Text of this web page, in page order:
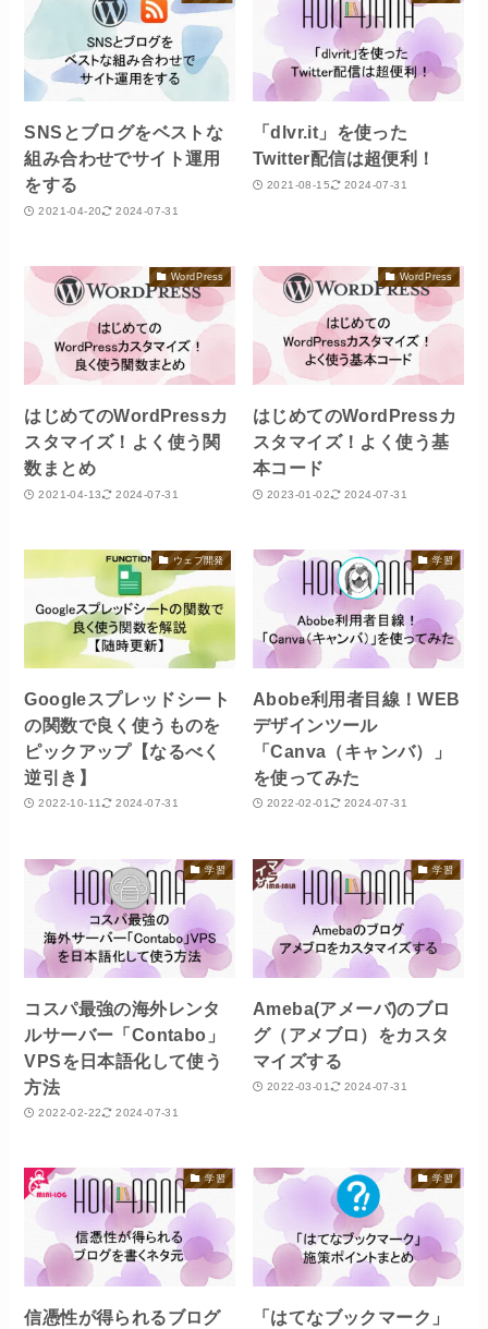
SNSとブログをベストな
組み合わせでサイト運用
をする
2021-04-20 2024-07-31
「dlvr.it」を使った
Twitter配信は超便利！
2021-08-15 2024-07-31
WordPress
はじめてのWordPressカ
スタマイズ！よく使う関
数まとめ
2021-04-13 2024-07-31
WordPress
はじめてのWordPressカ
スタマイズ！よく使う基
本コード
2023-01-02 2024-07-31
ウェブ開発
Googleスプレッドシート
の関数で良く使うものを
ピックアップ【なるべく
逆引き】
2022-10-11 2024-07-31
学習
Abobe利用者目線！WEB
デザインツール
「Canva（キャンバ）」
を使ってみた
2022-02-01 2024-07-31
学習
コスパ最強の海外レンタ
ルサーバー「Contabo」
VPSを日本語化して使う
方法
2022-02-22 2024-07-31
学習
Ameba(アメーバ)のブロ
グ（アメブロ）をカスタ
マイズする
2022-03-01 2024-07-31
学習
信憑性が得られるブログ
学習
「はてなブックマーク」